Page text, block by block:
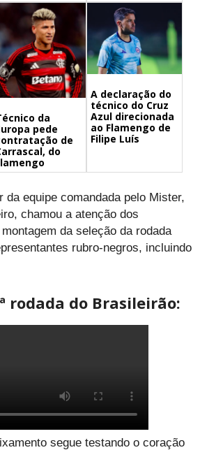
da
pede
de
do
A declaração do
técnico do Cruz
Azul direcionada
ao Flamengo de
Filipe Luís
da equipe comandada pelo Mister,
chamou a atenção dos
da seleção da rodada
rubro-negros, incluindo
rodada do Brasileirão:
segue testando o coração